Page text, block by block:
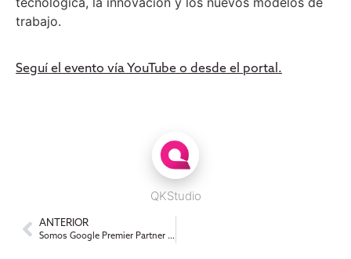
trabajo.
Seguí el evento vía YouTube o desde el portal.
QKStudio
ANTERIOR
Somos Google Premier Partner 2026: un reconocimiento al 3% de las mejores agencias del país